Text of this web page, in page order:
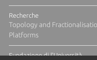
Recherche
Topology and
Platforms
Fundazione di l'Università